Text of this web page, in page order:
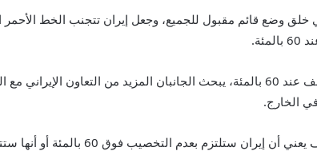
وضع قائم مقبول للجميع، وجعل إيران تتجنب الخط الأحمر
60 بالمئة.
عند 60 بالمئة، يبحث الجانبان المزيد من التعاون الإيراني
الخارج.
يعني أن إيران ستلتزم بعدم التخصيب فوق 60 بالمئة أو